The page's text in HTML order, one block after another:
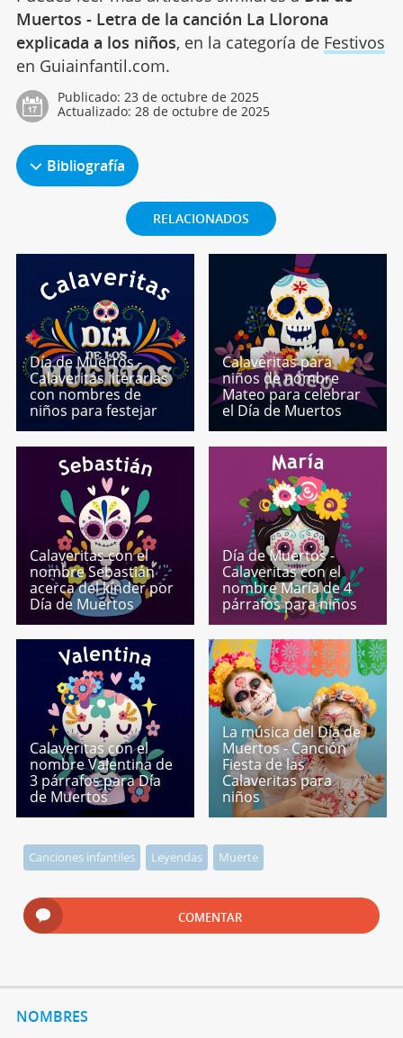
Muertos - Letra de la canción La Llorona
explicada a los niños, en la categoría de Festivos
en Guiainfantil.com.
Publicado: 23 de octubre de 2025
Actualizado: 28 de octubre de 2025
Bibliografía
RELACIONADOS
Día de Muertos -
Calaveritas literarias
con nombres de
niños para festejar
Calaveritas para
niños de nombre
Mateo para celebrar
el Día de Muertos
Calaveritas con el
nombre Sebastián
acerca del kínder por
Día de Muertos
Día de Muertos -
Calaveritas con el
nombre María de 4
párrafos para niños
Calaveritas con el
nombre Valentina de
3 párrafos para Día
de Muertos
La música del Día de
Muertos - Canción
Fiesta de las
Calaveritas para
niños
Canciones infantiles Leyendas Muerte
COMENTAR
NOMBRES